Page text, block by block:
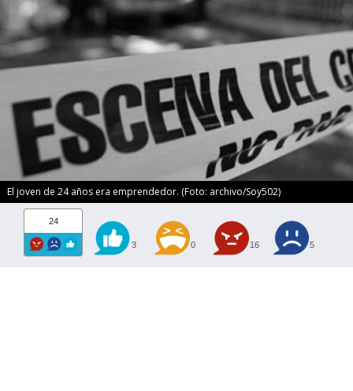
El joven de 24 años era emprendedor. (Foto: archivo/Soy502)
24
3 0 16 5